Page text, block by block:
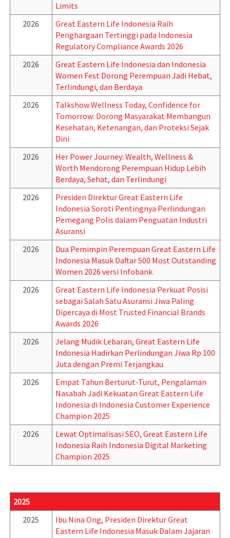
Limits
2026
Great Eastern Life Indonesia Raih
Penghargaan Tertinggi pada Indonesia
Regulatory Compliance Awards 2026
2026
Great Eastern Life Indonesia dan Indonesia
Women Fest Dorong Perempuan Jadi Hebat,
Terlindungi, dan Berdaya
2026
Talkshow Wellness Today, Confidence for
Tomorrow: Dorong Masyarakat Membangun
Kesehatan, Ketenangan, dan Proteksi Sejak
Dini
2026
Her Power Journey: Wealth, Wellness &
Worth Mendorong Perempuan Hidup Lebih
Berdaya, Sehat, dan Terlindungi
2026
Presiden Direktur Great Eastern Life
Indonesia Soroti Pentingnya Perlindungan
Pemegang Polis dalam Penguatan Industri
Asuransi
2026
Dua Pemimpin Perempuan Great Eastern Life
Indonesia Masuk Daftar 500 Most Outstanding
Women 2026 versi Infobank
2026
Great Eastern Life Indonesia Perkuat Posisi
sebagai Salah Satu Asuransi Jiwa Paling
Dipercaya di Most Trusted Financial Brands
Awards 2026
2026
Jelang Mudik Lebaran, Great Eastern Life
Indonesia Hadirkan Perlindungan Jiwa Rp 100
Juta dengan Premi Terjangkau
2026
Empat Tahun Berturut-Turut, Pengalaman
Nasabah Jadi Kekuatan Great Eastern Life
Indonesia di Indonesia Customer Experience
Champion 2025
2026
Lewat Optimalisasi SEO, Great Eastern Life
Indonesia Raih Indonesia Digital Marketing
Champion 2025
2025
2025
Ibu Nina Ong, Presiden Direktur Great
Eastern Life Indonesia Masuk Dalam Jajaran